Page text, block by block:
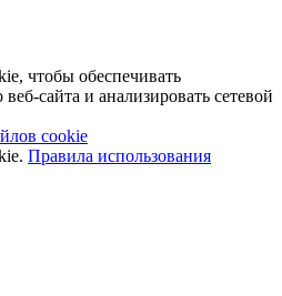
чтобы обеспечивать
сайта и анализировать сетевой
cookie
Правила использования